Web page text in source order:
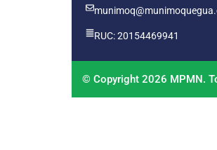
RUC: 20154469941
© Copyright 2026 MPMN.